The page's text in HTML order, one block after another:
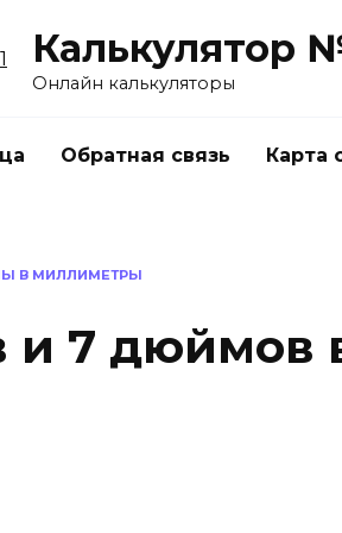
Калькулятор
Онлайн калькуляторы
Обратная связь Карта
В МИЛЛИМЕТРЫ
и 7